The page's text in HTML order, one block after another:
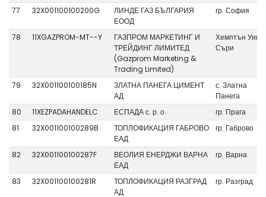
77 32X001100100200G
ЛИНДЕ ГАЗ БЪЛГАРИЯ
ЕООД
гр. София
78 11XGAZPROM-MT--Y
ГАЗПРОМ МАРКЕТИНГ И
ТРЕЙДИНГ ЛИМИТЕД
(Gazprom Marketing &
Trading Limited)
Хемптън Уик
Съри
79 32X001100100185N
ЗЛАТНА ПАНЕГА ЦИМЕНТ
АД
с. Златна
Панега
80
11XEZPADAHANDELC ЕСПАДА с. р. о.
гр. Прага
81
32X001100100289B
ТОПЛОФИКАЦИЯ ГАБРОВО
ЕАД
гр. Габрово
82 32X001100100287F
ВЕОЛИЯ ЕНЕРДЖИ ВАРНА
ЕАД
гр. Варна
83 32X001100100281R
ТОПЛОФИКАЦИЯ РАЗГРАД
АД
гр. Разград